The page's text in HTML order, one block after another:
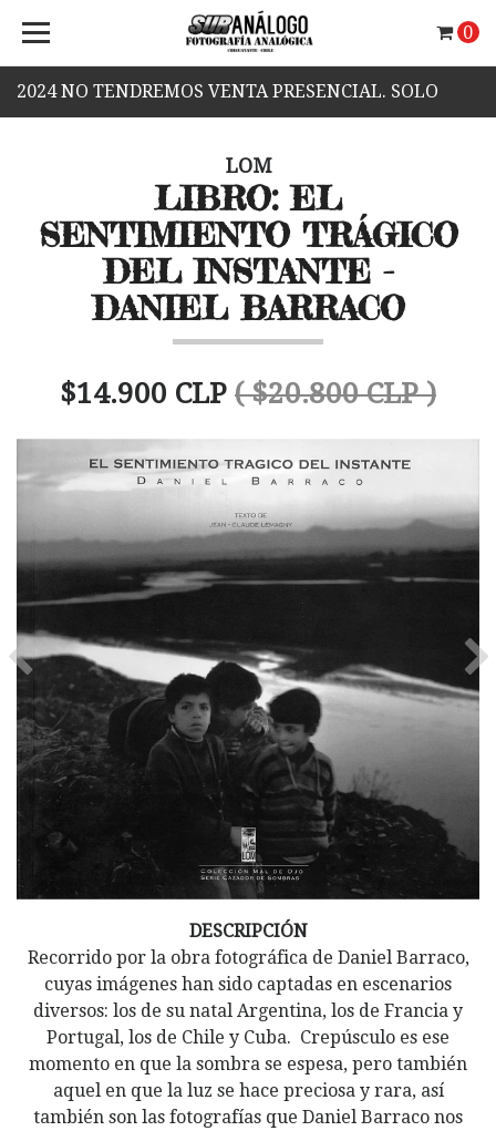
2024 NO TENDREMOS VENTA PRESENCIAL. SOLO
0
LOM
LIBRO: EL
SENTIMIENTO TRÁGICO
DEL INSTANTE -
DANIEL BARRACO
$14.900 CLP ( $20.800 CLP )
Previous
DESCRIPCIÓN
Recorrido por la obra fotográfica de Daniel Barraco,
cuyas imágenes han sido captadas en escenarios
diversos: los de su natal Argentina, los de Francia y
Portugal, los de Chile y Cuba. Crepúsculo es ese
momento en que la sombra se espesa, pero también
aquel en que la luz se hace preciosa y rara, así
también son las fotografías que Daniel Barraco nos